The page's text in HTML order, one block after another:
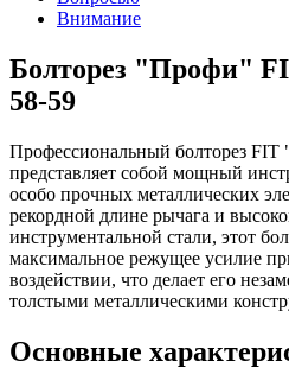
Внимание
Болторез "Профи"
58-59
Профессиональный болторез
представляет собой мощный
особо прочных металлических
рекордной длине рычага и
инструментальной стали, этот
максимальное режущее усилие
воздействии, что делает его
толстыми металлическими
Основные